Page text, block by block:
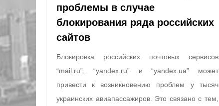
проблемы в случае
блокирования ряда российских
сайтов
Блокировка российских почтовых сервисов
“mail.ru”, “yandex.ru” и “yandex.ua” может
привести к возникновению проблем у тысяч
украинских авиапассажиров. Это связано с тем,